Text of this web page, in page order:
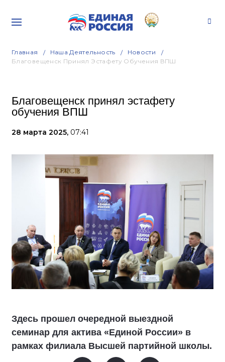
Главная Наша Деятельность
Новости
Благовещенск Принял Эстафету Обучения ВПШ
Благовещенск принял эстафету
обучения ВПШ
28 марта 2025, 07:41
Здесь прошел очередной выездной
семинар для актива «Единой России» в
рамках филиала Высшей партийной школы.